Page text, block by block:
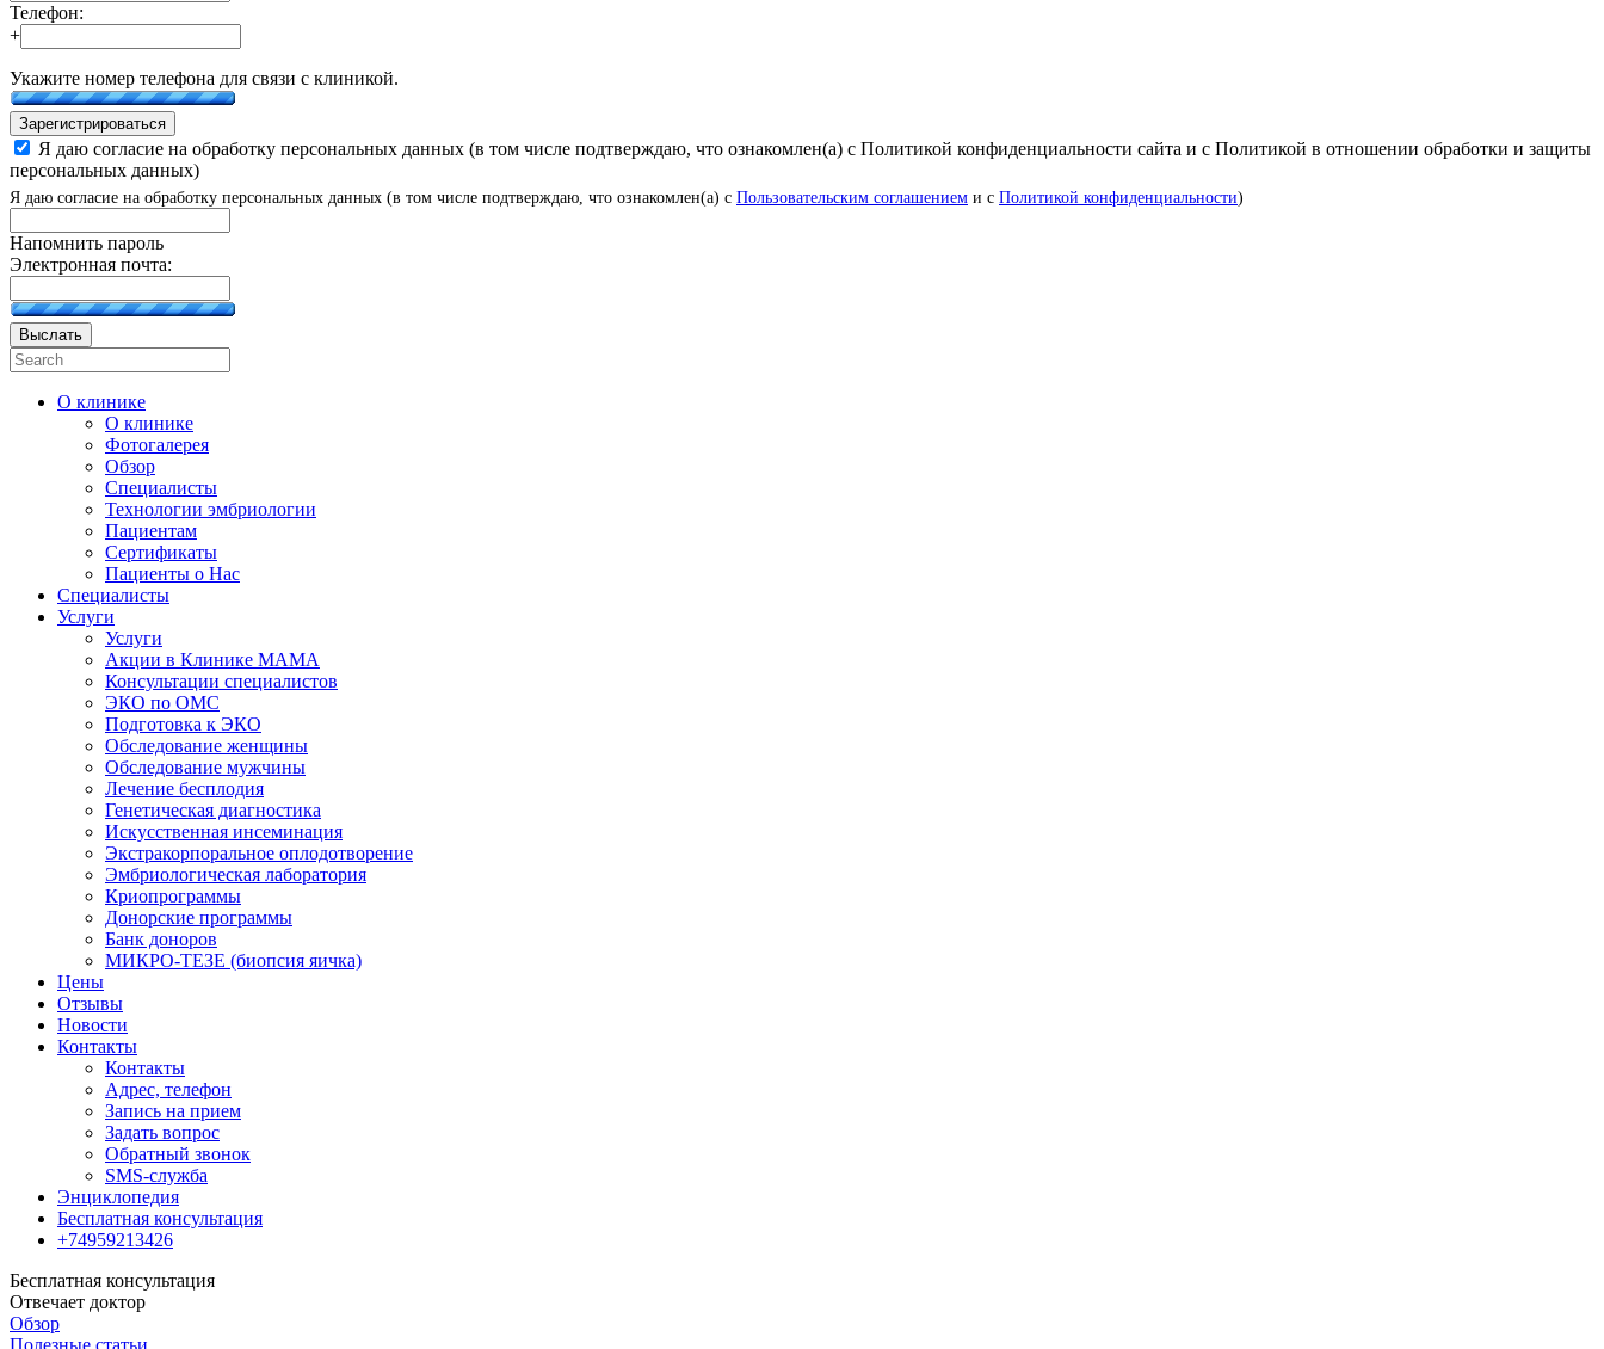
Телефон:
+
Укажите номер телефона для связи с клиникой.
Зарегистрироваться
Я даю согласие на обработку персональных данных (в том числе подтверждаю, что ознакомлен(а) с Политикой конфиденциальности сайта и с Политикой в отношении обработки и защиты
персональных данных)
Я даю согласие на обработку персональных данных (в том числе подтверждаю, что ознакомлен(а) с Пользовательским соглашением и с Политикой конфиденциальности)
Напомнить пароль
Электронная почта:
Выслать
О клинике
О клинике
Фотогалерея
Обзор
Специалисты
Технологии эмбриологии
Пациентам
Сертификаты
Пациенты о Нас
Специалисты
Услуги
Услуги
Акции в Клинике МАМА
Консультации специалистов
ЭКО по ОМС
Подготовка к ЭКО
Обследование женщины
Обследование мужчины
Лечение бесплодия
Генетическая диагностика
Искусственная инсеминация
Экстракорпоральное оплодотворение
Эмбриологическая лаборатория
Криопрограммы
Донорские программы
Банк доноров
МИКРО-ТЕЗЕ (биопсия яичка)
Цены
Отзывы
Новости
Контакты
Контакты
Адрес, телефон
Запись на прием
Задать вопрос
Обратный звонок
SMS-служба
Энциклопедия
Бесплатная консультация
+74959213426
Бесплатная консультация
Отвечает доктор
Обзор
Полезные статьи